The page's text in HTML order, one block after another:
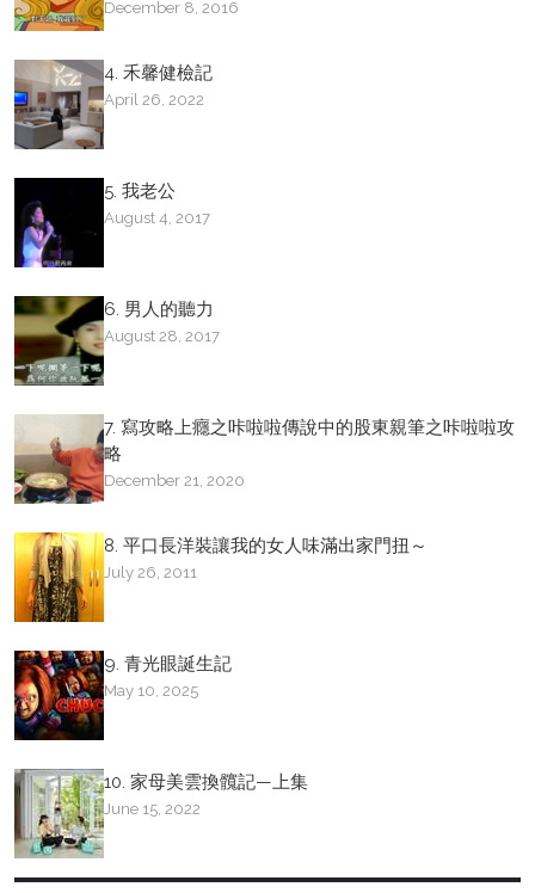
December 8, 2016
4. 禾馨健檢記
April 26, 2022
5. 我老公
August 4, 2017
6. 男人的聽力
August 28, 2017
7. 寫攻略上癮之咔啦啦傳說中的股東親筆之咔啦啦攻
略
December 21, 2020
8. 平口長洋裝讓我的女人味滿出家門扭～
July 26, 2011
9. 青光眼誕生記
May 10, 2025
10. 家母美雲換髖記—上集
June 15, 2022